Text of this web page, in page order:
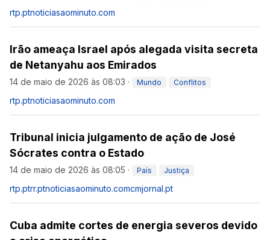
rtp.ptnoticiasaominuto.com
Irão ameaça Israel após alegada visita secreta
de Netanyahu aos Emirados
14 de maio de 2026 às 08:03 · Mundo Conflitos
rtp.ptnoticiasaominuto.com
Tribunal inicia julgamento de ação de José
Sócrates contra o Estado
14 de maio de 2026 às 08:05 · País Justiça
rtp.ptrr.ptnoticiasaominuto.comcmjornal.pt
Cuba admite cortes de energia severos devido